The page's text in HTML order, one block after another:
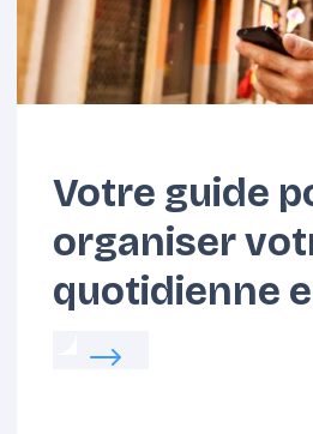
Votre guide
organiser
quotidienne
Read more about: